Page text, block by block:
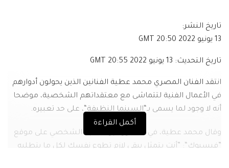
تاريخ النشر:
13 يونيو 2022 20:50
تاريخ التحديث: 13 يونيو 2022 20:55
انتقد الفنان المصري محمد عطية الفنانين الذين يحولون أدوارهم
في الأعمال الفنية لتتماشى مع معتقداتهم الشخصية، موضحا
أنه لا وجود لما يسمى بـ“السينما النظيفة“، على حد تعبيره.
وقال محمد عطية، في منشور عبر حسابه الشخصي على موقع
”فيسبوك“: ”أنت بتمثل يبقى لازم تطوع نفسك لكل ما يتطلبه
أكمل القراءة